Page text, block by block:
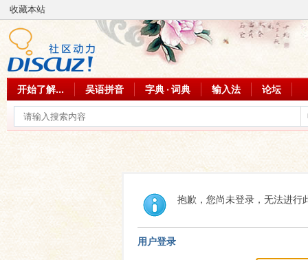
收藏本站
开始了解... 吴语拼音 字典 · 词典 输入法 论坛
抱歉，您尚未登录，无法进行
用户登录